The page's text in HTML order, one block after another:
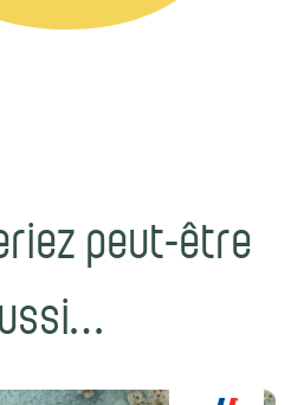
peut-être